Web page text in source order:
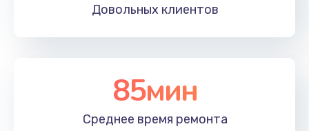
Ремонт камеры
1400 руб.
Довольных клиентов
85мин
Среднее время ремонта